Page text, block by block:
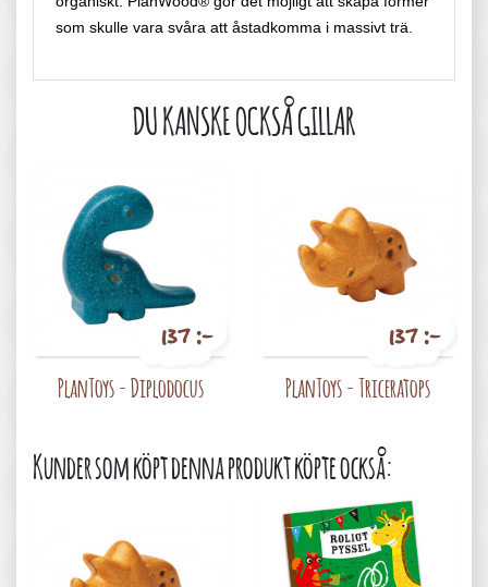
som skulle vara svåra att åstadkomma i massivt trä.
DU KANSKE OCKSÅ GILLAR
137 :-
PlanToys - Diplodocus
137 :-
PlanToys - Triceratops
Kunder som köpt denna produkt köpte också: